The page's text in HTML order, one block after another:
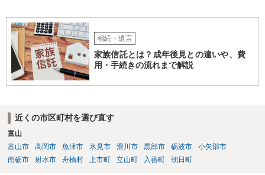
相続・遺言
家族信託とは？成年後見との違いや、費
用・手続きの流れまで解説
近くの市区町村を選び直す
富山
富山市
高岡市 魚津市 氷見市 滑川市 黒部市 砺波市
小矢部市
南砺市
射水市 舟橋村 上市町 立山町 入善町 朝日町